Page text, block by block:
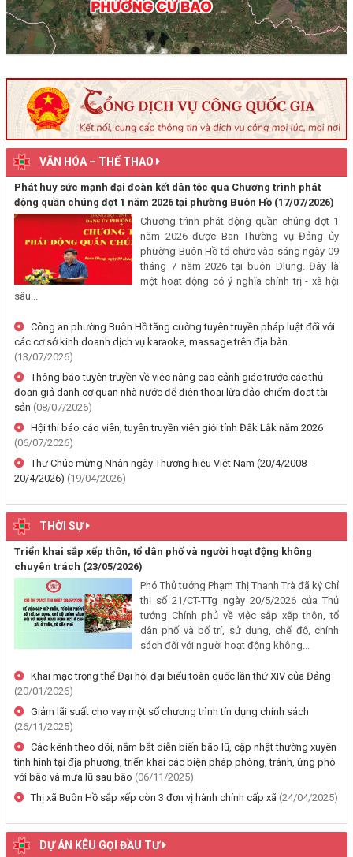
(29/07/2026, 00:00)
Thông báo về việc niêm yết, công khai hồ sơ mất Giấy chứng nhận
Kim Tâm. Thường trú tại: Phường Buôn Hồ, tỉnh Đắk Lắk
(29/07/2026, 00:00)
Thông báo về việc cấp giấy chứng nhận quyền sử dụng đất, tài sản
khác gắn liền với đất cho ông Lê Đình Lộc và ông Lê Đình Hậu sử
dụng đất tại phường Buôn Hồ, tỉnh Đắk Lắk
(24/07/2026, 00:00)
Thông báo về việc niêm yết công khai kết quả kiểm tra hồ sơ đăng
ký, cấp giấy chứng nhận diện tích tăng thêm của ông Nguyễn Tấn
Vương và bà Nguyễn Thị Liễu đang sử dụng đất tại phường Buôn
Hồ, tỉnh Đắk Lắk
(20/07/2026, 00:00)
Thông báo về việc niêm yết, công khai hồ sơ cấp giấy chứng nhận
quyền sử dụng đất lần đầu 02 hồ sơ của các cá nhân đang sử dụng
đất tại Phường Buôn Hồ, tỉnh Đắk Lắk
(06/08/2026, 00:00)
Thông báo về việc niêm yết, công khai hồ sơ mất Giấy chứng nhận
quyền sử dụng đất mang tên bà Nguyễn Thị Hạnh. Thường trú tại:
Phường Buôn Hồ, tỉnh Đắk Lắk
(06/08/2026, 00:00)
Thông báo về việc niêm yết, công khai hồ sơ mất Giấy chứng nhận
quyền sử dụng đất mang tên ông Phạm Quốc Việt và bà Nông Thị
Ngọc Loan. Thường trú tại: Phường Buôn Hồ, tỉnh Đắk Lắk
(06/08/2026, 00:00)
V/v công khai Quyết định số 2412/QĐ-UBND ngày 31/7/2026 của
UBND tỉnh Đắk Lắk về việc bổ nhiệm hòa giải viên lao động trên địa
bàn tỉnh Đắk Lắk
Thông báo về việc niêm yết công khai Dự thảo phương án bồi
thường, hỗ trợ và bảng công khai phương án chi tiết kinh phí bồi
thường, hỗ trợ khi Nhà nước thu hồi đất để thực hiện Dự án: Cải
tạo, nâng cấp đường Nơ Trang Lơng (đoạn từ đường Nguyễn Hiền
đến đường Trần Cảnh)
(30/07/2026, 00:00)
chấp thuận bằng văn bản cho thương nhân tự chứng nhận xuất xứ
hàng hoá xuất khẩu trên địa bàn tỉnh Đắk Lắk
VĂN HÓA – THỂ THAO
Phát huy sức mạnh đại đoàn kết dân tộc qua Chương trình phát
động quần chúng đợt 1 năm 2026 tại phường Buôn Hồ (17/07/2026)
Chương trình phát động quần chúng đợt 1
năm 2026 được Ban Thường vụ Đảng ủy
phường Buôn Hồ tổ chức vào sáng ngày 09
tháng 7 năm 2026 tại buôn Dlung. Đây là
một hoạt động có ý nghĩa chính trị - xã hội
sâu...
Công an phường Buôn Hồ tăng cường tuyên truyền pháp luật đối với
các cơ sở kinh doanh dịch vụ karaoke, massage trên địa bàn
(13/07/2026)
Thông báo tuyên truyền về việc nâng cao cảnh giác trước các thủ
đoạn giả danh cơ quan nhà nước để điện thoại lừa đảo chiếm đoạt tài
sản (08/07/2026)
Hội thi báo cáo viên, tuyên truyền viên giỏi tỉnh Đắk Lắk năm 2026
(06/07/2026)
Thư Chúc mừng Nhân ngày Thương hiệu Việt Nam (20/4/2008 -
20/4/2026) (19/04/2026)
THỜI SỰ
Triển khai sắp xếp thôn, tổ dân phố và người hoạt động không
chuyên trách (23/05/2026)
Phó Thủ tướng Phạm Thị Thanh Trà đã ký Chỉ
thị số 21/CT-TTg ngày 20/5/2026 của Thủ
tướng Chính phủ về việc sắp xếp thôn, tổ
dân phố và bố trí, sử dụng, chế độ, chính
sách đối với người hoạt động không...
Khai mạc trọng thể Đại hội đại biểu toàn quốc lần thứ XIV của Đảng
(20/01/2026)
Giảm lãi suất cho vay một số chương trình tín dụng chính sách
(26/11/2025)
Các kênh theo dõi, nắm bắt diễn biến bão lũ, cập nhật thường xuyên
tình hình tại địa phương, triển khai các biện pháp phòng, tránh, ứng phó
với bão và mưa lũ sau bão (06/11/2025)
Thị xã Buôn Hồ sắp xếp còn 3 đơn vị hành chính cấp xã (24/04/2025)
DỰ ÁN KÊU GỌI ĐẦU TƯ